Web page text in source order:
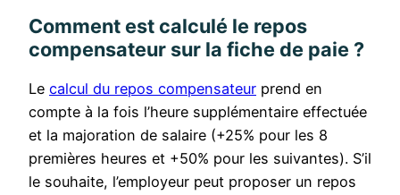
Comment est calculé le repos
compensateur sur la fiche de paie ?
Le calcul du repos compensateur prend en
compte à la fois l’heure supplémentaire effectuée
et la majoration de salaire (+25% pour les 8
premières heures et +50% pour les suivantes). S’il
le souhaite, l’employeur peut proposer un repos